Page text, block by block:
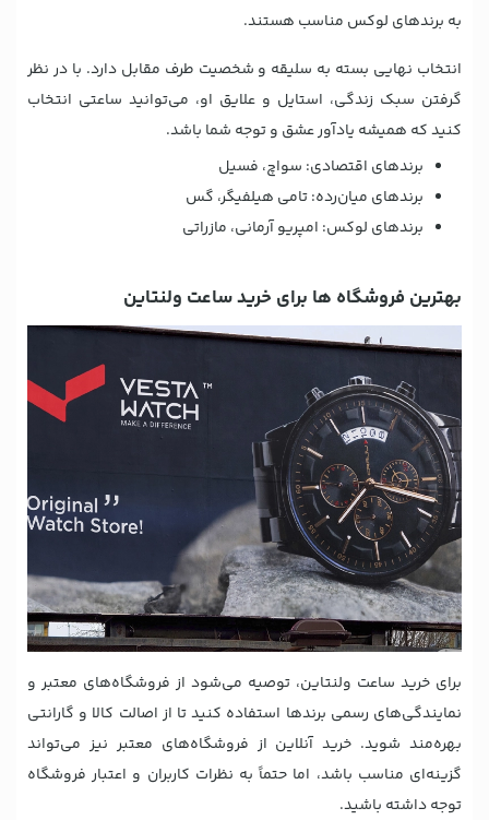
به برندهای لوکس مناسب هستند.
انتخاب نهایی بسته به سلیقه و شخصیت طرف مقابل دارد. با در نظر
گرفتن سبک زندگی، استایل و علایق او، می‌توانید ساعتی انتخاب
کنید که همیشه یادآور عشق و توجه شما باشد.
برندهای اقتصادی: سواچ، فسیل
برندهای میان‌رده: تامی هیلفیگر، گس
برندهای لوکس: امپریو آرمانی، مازراتی
بهترین فروشگاه ها برای خرید ساعت ولنتاین
برای خرید ساعت ولنتاین، توصیه می‌شود از فروشگاه‌های معتبر و
نمایندگی‌های رسمی برندها استفاده کنید تا از اصالت کالا و گارانتی
بهره‌مند شوید. خرید آنلاین از فروشگاه‌های معتبر نیز می‌تواند
گزینه‌ای مناسب باشد، اما حتماً به نظرات کاربران و اعتبار فروشگاه
توجه داشته باشید.